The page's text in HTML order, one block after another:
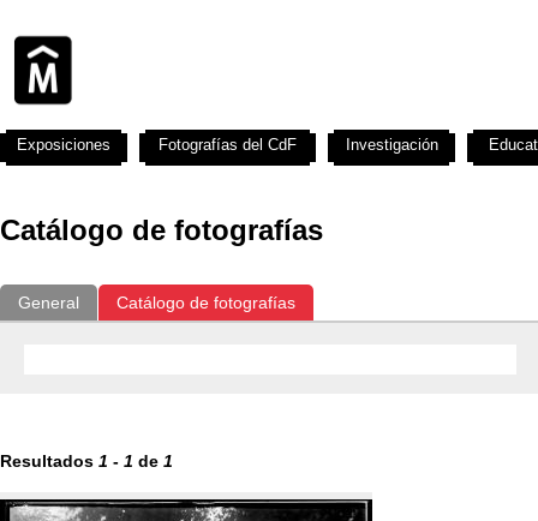
Catálogo de fotografías
General Catálogo de fotografías
Resultados 1 - 1 de 1
Exposiciones Fotografías del CdF Investigación